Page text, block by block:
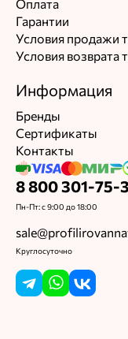
Оплата
Гарантии
Условия продажи
Условия возврата
Информация
Бренды
Сертификаты
Контакты
8 800 301-75-
Пн-Пт: с 9:00 до 18:00
Круглосуточно